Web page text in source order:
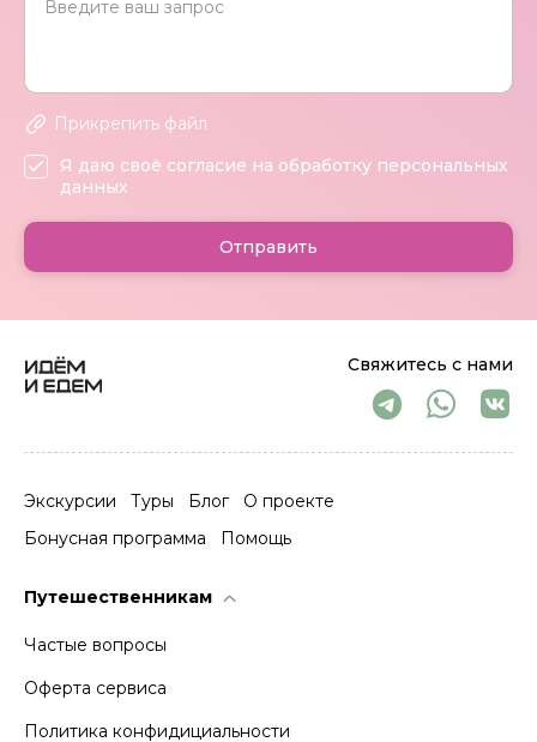
Свяжитесь с нами
Экскурсии Туры Блог
О проекте
Бонусная программа
Помощь
Путешественникам
Частые вопросы
Оферта сервиса
Политика конфидициальности
Прикрепить файл
Я даю своё согласие на обработку персональных
данных
Отправить